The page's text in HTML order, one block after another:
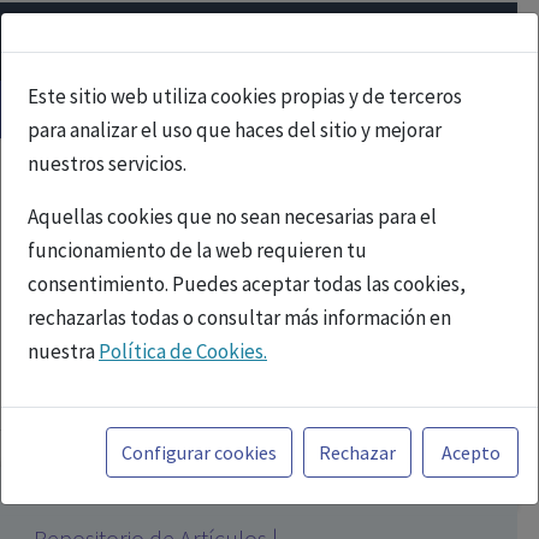
Este sitio web utiliza cookies propias y de terceros
para analizar el uso que haces del sitio y mejorar
nuestros servicios.
Aquellas cookies que no sean necesarias para el
funcionamiento de la web requieren tu
consentimiento. Puedes aceptar todas las cookies,
rechazarlas todas o consultar más información en
nuestraPolítica de Cookies.
Toda la información incluida en la Página Web está
referida a productos del mercado español y, por
tanto, dirigida a profesionales sanitarios legalmente
facultados para prescribir o dispensar medicamentos
Configurar cookies Rechazar Acepto